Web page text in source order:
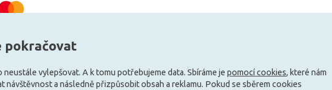
vyhrazena.žárovky.cz
pokračovat
neustále vylepšovat. A k tomu potřebujeme data. Sbíráme je pomocí cookies, které nám
návštěvnost a následně přizpůsobit obsah a reklamu. Pokud se sběrem cookies